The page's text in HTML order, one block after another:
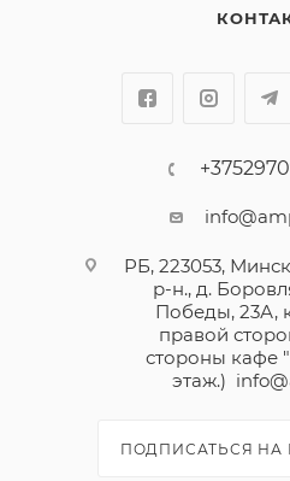
РБ, 223053,
р-н., д.
Победы, 23А,
правой
стороны кафе
этаж.)
ПОДПИСАТЬСЯ НА